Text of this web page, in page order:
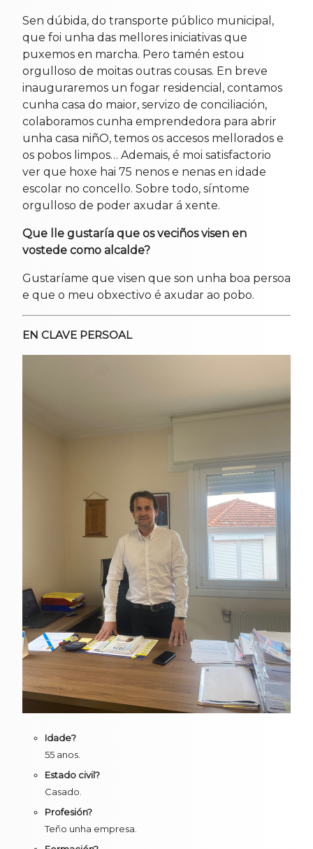
Sen dúbida, do transporte público municipal,
que foi unha das mellores iniciativas que
puxemos en marcha. Pero tamén estou
orgulloso de moitas outras cousas. En breve
inauguraremos un fogar residencial, contamos
cunha casa do maior, servizo de conciliación,
colaboramos cunha emprendedora para abrir
unha casa niñO, temos os accesos mellorados e
os pobos limpos… Ademais, é moi satisfactorio
ver que hoxe hai 75 nenos e nenas en idade
escolar no concello. Sobre todo, síntome
orgulloso de poder axudar á xente.
Que lle gustaría que os veciños visen en
vostede como alcalde?
Gustaríame que visen que son unha boa persoa
e que o meu obxectivo é axudar ao pobo.
EN CLAVE PERSOAL
Idade?
55 anos.
Estado civil?
Casado.
Profesión?
Teño unha empresa.